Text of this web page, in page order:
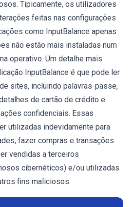
Tipicamente, os utilizadores
feitas nas configurações
como InputBalance apenas
não estão mais instaladas num
operativo. Um detalhe mais
InputBalance é que pode ler
sites, incluindo palavras-passe,
de cartão de crédito e
confidenciais. Essas
utilizadas indevidamente para
fazer compras e transações
vendidas a terceiros
cibernéticos) e/ou utilizadas
fins maliciosos.